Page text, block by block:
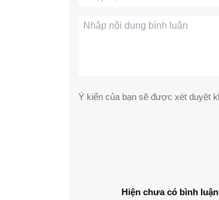
Ý kiến của bạn sẽ được xét duyệt
Hiện chưa có bình